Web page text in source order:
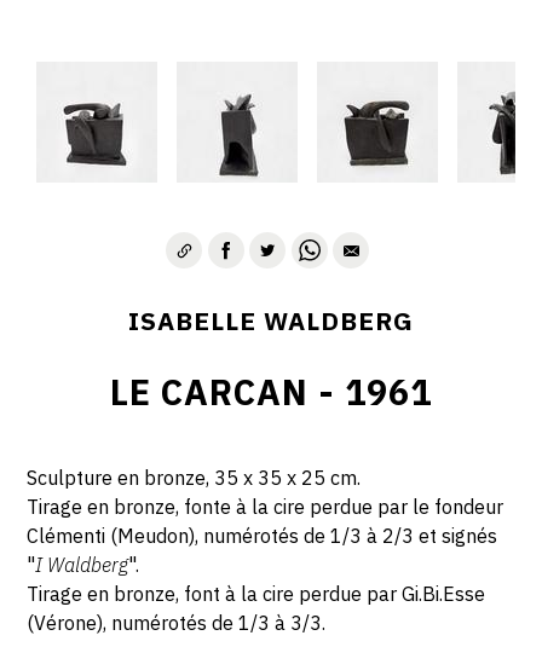
ISABELLE WALDBERG
LE CARCAN - 1961
Sculpture en bronze, 35 x 35 x 25 cm.
Tirage en bronze, fonte à la cire perdue par le fondeur
Clémenti (Meudon), numérotés de 1/3 à 2/3 et signés
"I Waldberg".
Tirage en bronze, font à la cire perdue par Gi.Bi.Esse
(Vérone), numérotés de 1/3 à 3/3.